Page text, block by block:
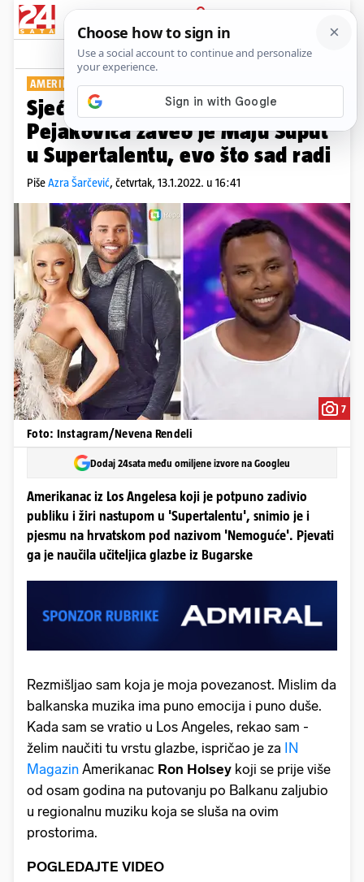
PRIJAVA
Show Komentari
AMERIKANAC, ALI U DUŠI BALKANAC
Sjećate li se Rona? Hitom Zlatka
Pejakovića zaveo je Maju Šuput
u Supertalentu, evo što sad radi
PišeAzra Šarčević, četvrtak, 13.1.2022. u 16:41
7
Foto: Instagram/Nevena Rendeli
Dodaj 24sata među omiljene izvore na Googleu
Amerikanac iz Los Angelesa koji je potpuno zadivio
publiku i žiri nastupom u 'Supertalentu', snimio je i
pjesmu na hrvatskom pod nazivom 'Nemoguće'. Pjevati
ga je naučila učiteljica glazbe iz Bugarske
Rezmišljao sam koja je moja povezanost. Mislim da
balkanska muzika ima puno emocija i puno duše.
Kada sam se vratio u Los Angeles, rekao sam -
želim naučiti tu vrstu glazbe, ispričao je za IN
Magazin Amerikanac Ron Holsey koji se prije više
od osam godina na putovanju po Balkanu zaljubio
u regionalnu muziku koja se sluša na ovim
prostorima.
POGLEDAJTE VIDEO